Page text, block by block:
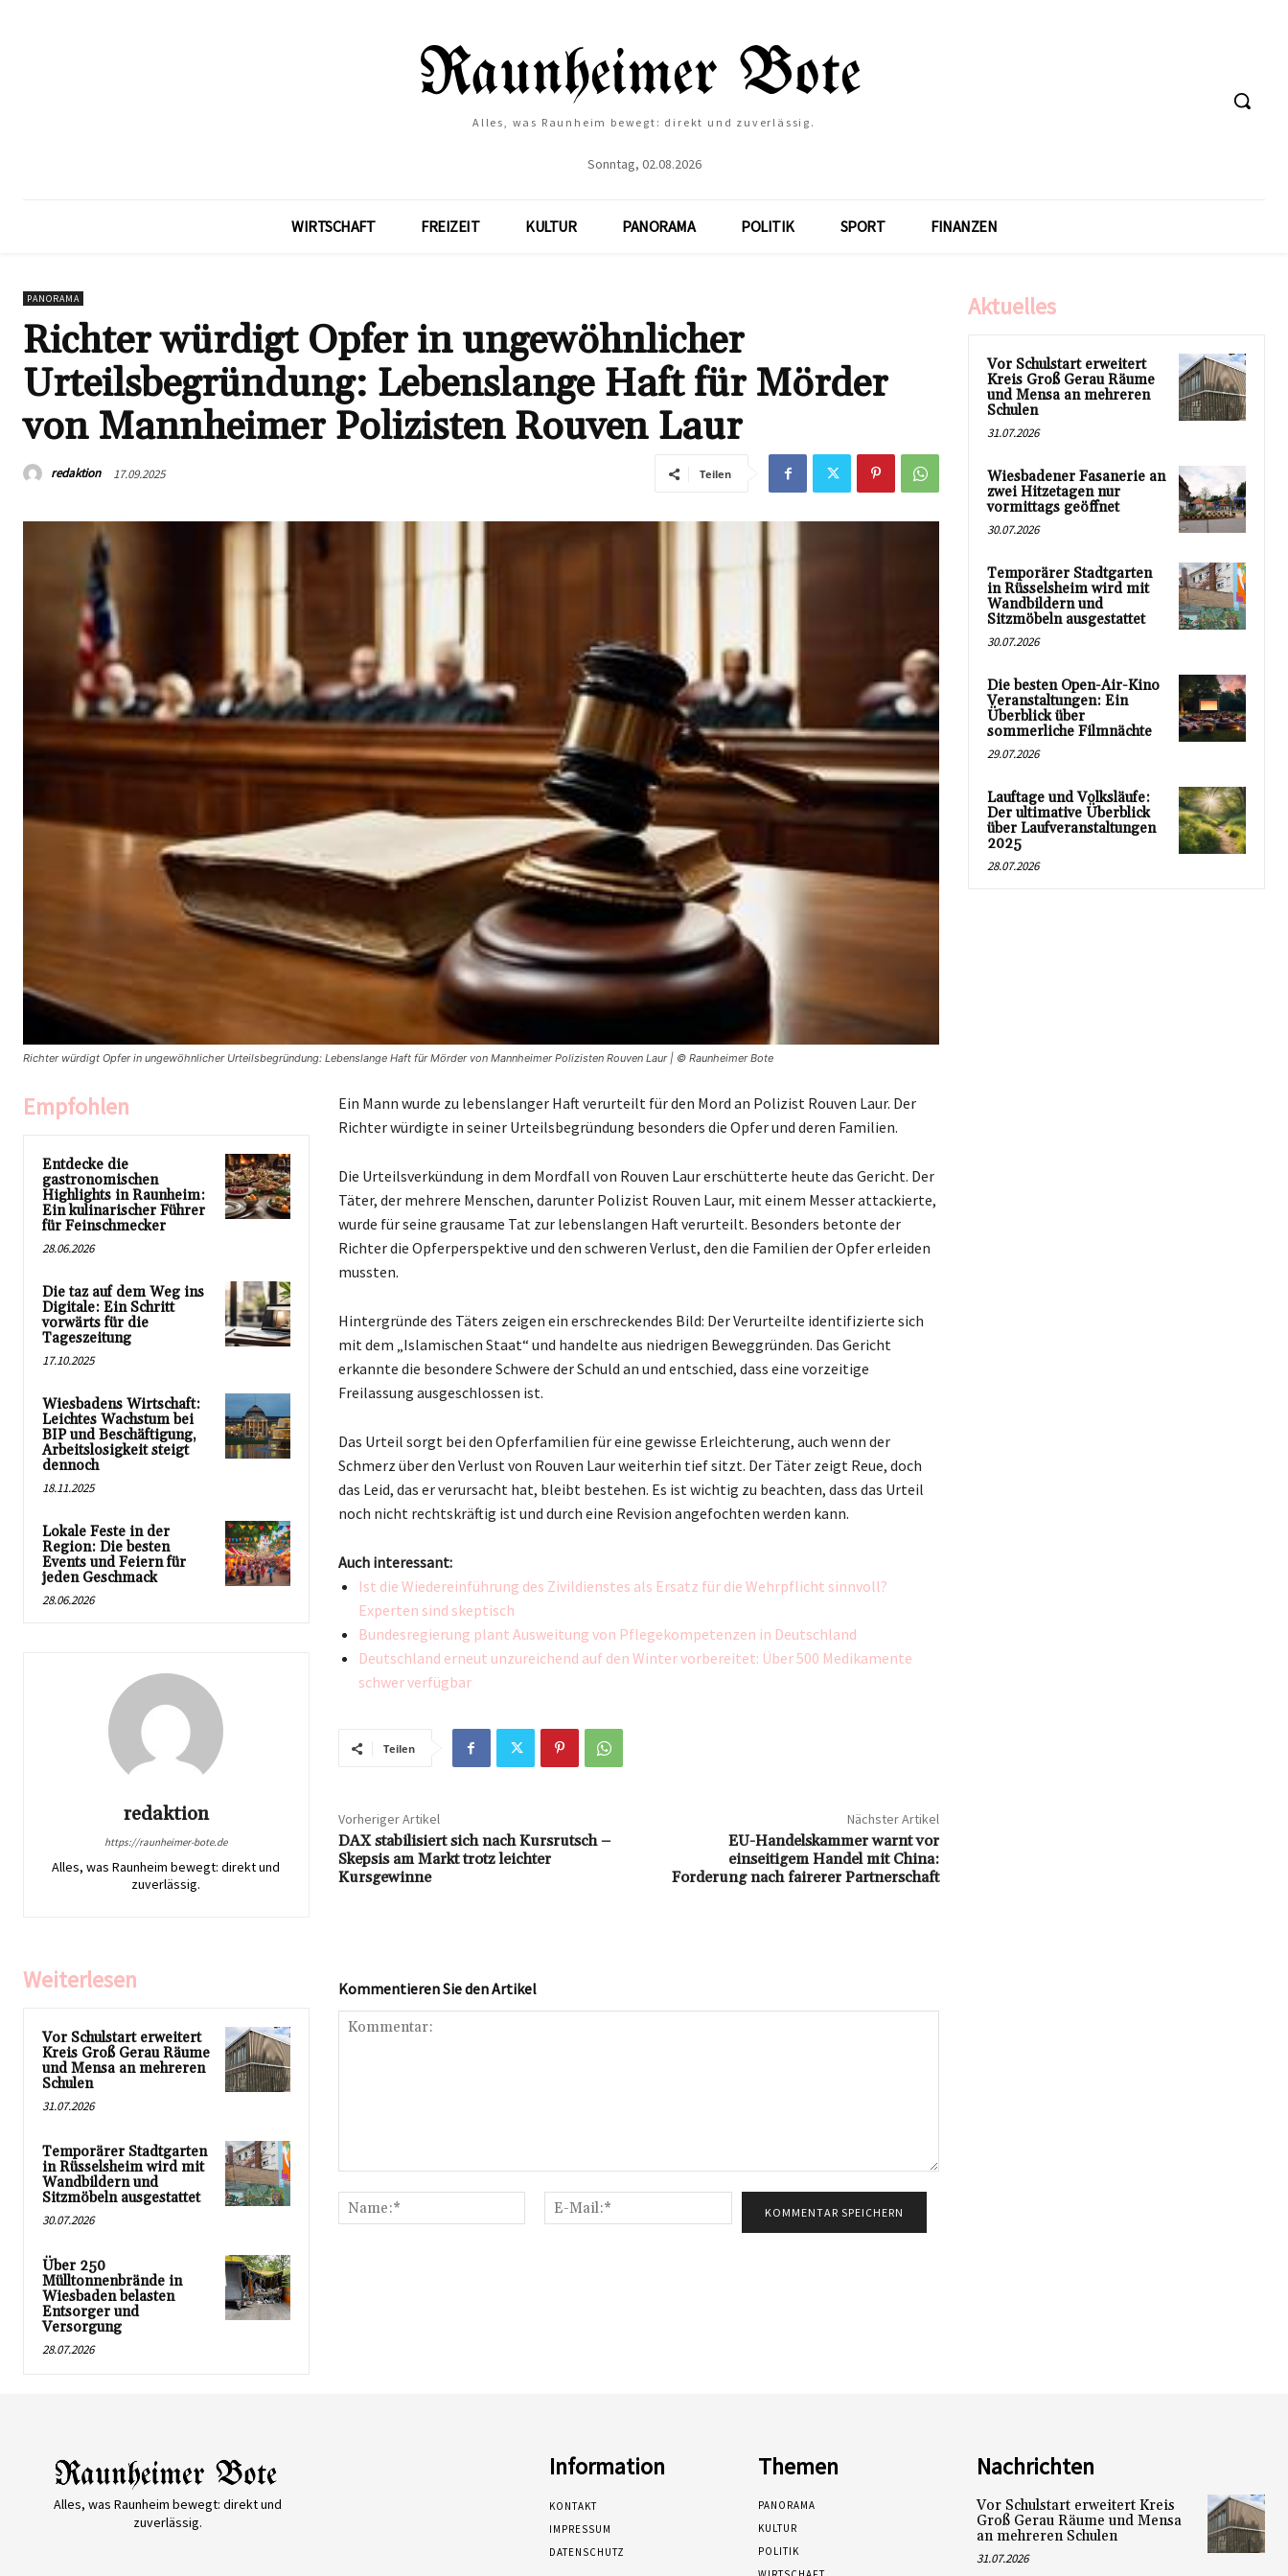
Alles, was Raunheim bewegt: direkt und zuverlässig.
Sonntag, 02.08.2026
WIRTSCHAFT FREIZEIT KULTUR PANORAMA POLITIK SPORT FINANZEN
PANORAMA
Richter würdigt Opfer in ungewöhnlicher
Urteilsbegründung: Lebenslange Haft für Mörder
von Mannheimer Polizisten Rouven Laur
redaktion 17.09.2025 Teilen
Richter würdigt Opfer in ungewöhnlicher Urteilsbegründung: Lebenslange Haft für Mörder von Mannheimer Polizisten Rouven Laur | © Raunheimer Bote
Empfohlen
Entdecke die
gastronomischen
Highlights in Raunheim:
Ein kulinarischer Führer
für Feinschmecker
28.06.2026
Die taz auf dem Weg ins
Digitale: Ein Schritt
vorwärts für die
Tageszeitung
17.10.2025
Wiesbadens Wirtschaft:
Leichtes Wachstum bei
BIP und Beschäftigung,
Arbeitslosigkeit steigt
dennoch
18.11.2025
Lokale Feste in der
Region: Die besten
Events und Feiern für
jeden Geschmack
28.06.2026
redaktion
https://raunheimer-bote.de
Alles, was Raunheim bewegt: direkt und
zuverlässig.
Ein Mann wurde zu lebenslanger Haft verurteilt für den Mord an Polizist Rouven Laur. Der
Richter würdigte in seiner Urteilsbegründung besonders die Opfer und deren Familien.
Die Urteilsverkündung in dem Mordfall von Rouven Laur erschütterte heute das Gericht. Der
Täter, der mehrere Menschen, darunter Polizist Rouven Laur, mit einem Messer attackierte,
wurde für seine grausame Tat zur lebenslangen Haft verurteilt. Besonders betonte der
Richter die Opferperspektive und den schweren Verlust, den die Familien der Opfer erleiden
mussten.
Hintergründe des Täters zeigen ein erschreckendes Bild: Der Verurteilte identifizierte sich
mit dem „Islamischen Staat“ und handelte aus niedrigen Beweggründen. Das Gericht
erkannte die besondere Schwere der Schuld an und entschied, dass eine vorzeitige
Freilassung ausgeschlossen ist.
Das Urteil sorgt bei den Opferfamilien für eine gewisse Erleichterung, auch wenn der
Schmerz über den Verlust von Rouven Laur weiterhin tief sitzt. Der Täter zeigt Reue, doch
das Leid, das er verursacht hat, bleibt bestehen. Es ist wichtig zu beachten, dass das Urteil
noch nicht rechtskräftig ist und durch eine Revision angefochten werden kann.
Auch interessant:
Ist die Wiedereinführung des Zivildienstes als Ersatz für die Wehrpflicht sinnvoll?
Experten sind skeptisch
Bundesregierung plant Ausweitung von Pflegekompetenzen in Deutschland
Deutschland erneut unzureichend auf den Winter vorbereitet: Über 500 Medikamente
schwer verfügbar
Teilen
Vorheriger Artikel
DAX stabilisiert sich nach Kursrutsch –
Skepsis am Markt trotz leichter
Kursgewinne
Nächster Artikel
EU-Handelskammer warnt vor
einseitigem Handel mit China:
Forderung nach fairerer Partnerschaft
Weiterlesen
Vor Schulstart erweitert
Kreis Groß Gerau Räume
und Mensa an mehreren
Schulen
31.07.2026
Temporärer Stadtgarten
in Rüsselsheim wird mit
Wandbildern und
Sitzmöbeln ausgestattet
30.07.2026
Über 250
Mülltonnenbrände in
Wiesbaden belasten
Entsorger und
Versorgung
28.07.2026
Kommentieren Sie den Artikel
Name:*
Mail:*
Aktuelles
Vor Schulstart erweitert
Kreis Groß Gerau Räume
und Mensa an mehreren
Schulen
31.07.2026
Wiesbadener Fasanerie an
zwei Hitzetagen nur
vormittags geöffnet
30.07.2026
Temporärer Stadtgarten
in Rüsselsheim wird mit
Wandbildern und
Sitzmöbeln ausgestattet
30.07.2026
Die besten Open-Air-Kino
Veranstaltungen: Ein
Überblick über
sommerliche Filmnächte
29.07.2026
Lauftage und Volksläufe:
Der ultimative Überblick
über Laufveranstaltungen
2025
28.07.2026
Alles, was Raunheim bewegt: direkt und
zuverlässig.
Information
KONTAKT
IMPRESSUM
DATENSCHUTZ
Themen
PANORAMA
KULTUR
POLITIK
Nachrichten
Vor Schulstart erweitert Kreis
Groß Gerau Räume und Mensa
an mehreren Schulen
31.07.2026